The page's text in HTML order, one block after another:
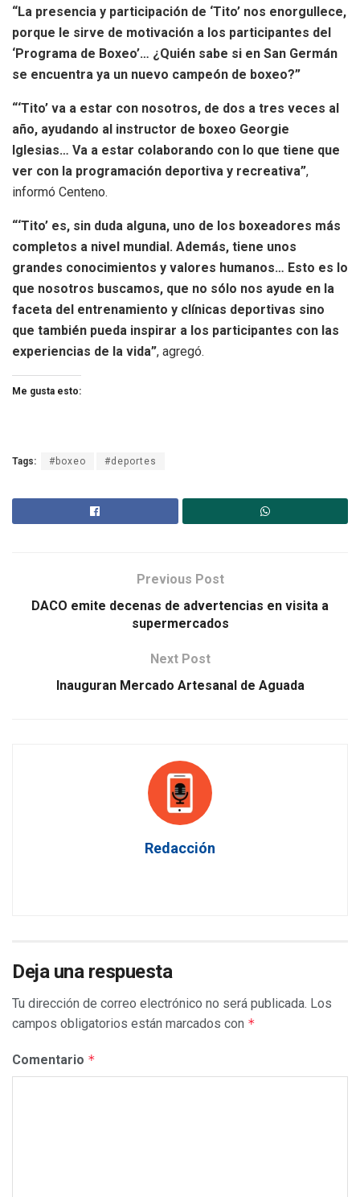
“La presencia y participación de ‘Tito’ nos enorgullece,
porque le sirve de motivación a los participantes del
‘Programa de Boxeo’… ¿Quién sabe si en San Germán
se encuentra ya un nuevo campeón de boxeo?”
“‘Tito’ va a estar con nosotros, de dos a tres veces al
año, ayudando al instructor de boxeo Georgie
Iglesias… Va a estar colaborando con lo que tiene que
ver con la programación deportiva y recreativa”,
informó Centeno.
“‘Tito’ es, sin duda alguna, uno de los boxeadores más
completos a nivel mundial. Además, tiene unos
grandes conocimientos y valores humanos… Esto es lo
que nosotros buscamos, que no sólo nos ayude en la
faceta del entrenamiento y clínicas deportivas sino
que también pueda inspirar a los participantes con las
experiencias de la vida”, agregó.
Me gusta esto:
Tags: #boxeo #deportes
Previous Post
DACO emite decenas de advertencias en visita a
supermercados
Next Post
Inauguran Mercado Artesanal de Aguada
Redacción
Deja una respuesta
Tu dirección de correo electrónico no será publicada. Los
campos obligatorios están marcados con *
Comentario *